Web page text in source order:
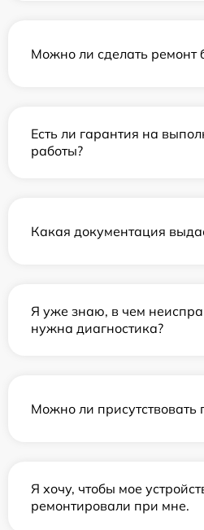
Можно ли сделать ремонт
Есть ли гарантия на
работы?
Какая документация
Я уже знаю, в чем
нужна диагностика?
Можно ли присутствовать
Я хочу, чтобы мое
ремонтировали при мне.